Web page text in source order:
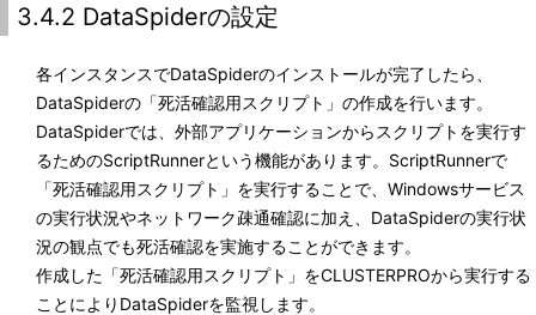
3.4.2 DataSpiderの設定
各インスタンスでDataSpiderのインストールが完了したら、
DataSpiderの「死活確認用スクリプト」の作成を行います。
DataSpiderでは、外部アプリケーションからスクリプトを実行す
るためのScriptRunnerという機能があります。ScriptRunnerで
「死活確認用スクリプト」を実行することで、Windowsサービス
の実行状況やネットワーク疎通確認に加え、DataSpiderの実行状
況の観点でも死活確認を実施することができます。
作成した「死活確認用スクリプト」をCLUSTERPROから実行する
ことによりDataSpiderを監視します。